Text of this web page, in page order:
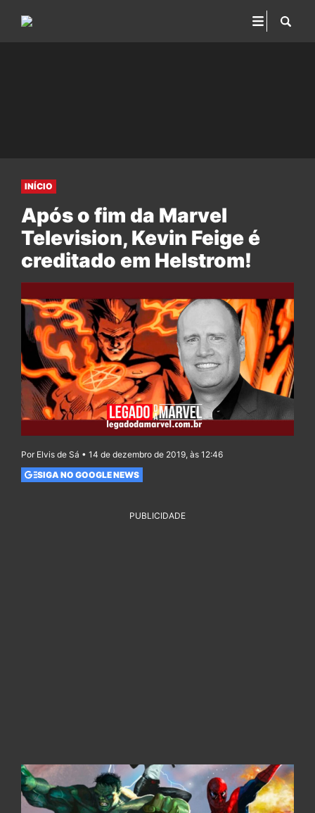
INÍCIO
Após o fim da Marvel
Television, Kevin Feige é
creditado em Helstrom!
Por Elvis de Sá • 14 de dezembro de 2019, às 12:46
SIGA NO GOOGLE NEWS
PUBLICIDADE